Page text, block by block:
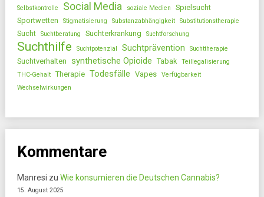
Selbstkontrolle Social Media soziale Medien
Spielsucht
Sportwetten
Stigmatisierung Substanzabhängigkeit Substitutionstherapie
Sucht Suchtberatung Suchterkrankung Suchtforschung
Suchthilfe Suchtpotenzial Suchtprävention Suchttherapie
Suchtverhalten synthetische Opioide Tabak
Teillegalisierung
THC-Gehalt
Therapie Todesfälle Vapes
Verfügbarkeit
Wechselwirkungen
Kommentare
Manresi zu Wie konsumieren die Deutschen Cannabis?
15. August 2025